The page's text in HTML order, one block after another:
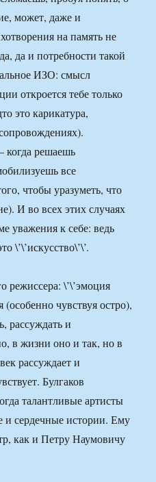
может, даже и
на память не
да и потребности такой
ИЗО: смысл
откроется тебе только
это карикатура,
когда решаешь
все
чтобы уразуметь, что
И во всех этих случаях
уважения к себе: ведь
\’\’искусство\’\’.
режиссера: \’\’эмоция
(особенно чувствуя остро),
рассуждать и
в жизни оно и так, но в
рассуждает и
Булгаков
талантливые артисты
сердечные истории. Ему
как и Петру Наумовичу